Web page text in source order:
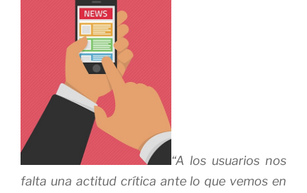
“A los usuarios nos
falta una actitud crítica ante lo que vemos en